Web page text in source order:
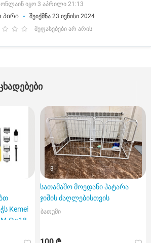
ონლაინ იყო 3 აპრილი 21:13
პირი
შეიქმნა 23 ივნისი 2024
შეფასებები არ არის
Kemei
Cw18.
3
სათამაშო მოედანი პატარა
ჯიშის ძაღლებისთვის
ბათუმი